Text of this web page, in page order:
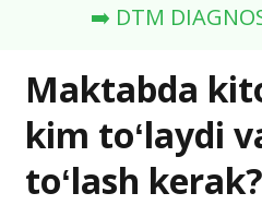
➡️ DTM
Maktabda
kim toʻlaydi
toʻlash kerak?